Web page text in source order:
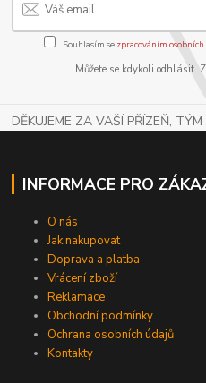
Souhlasím se zpracováním
Můžete se kdykoli odhlásit.
DĚKUJEME ZA VAŠÍ PŘÍZEŇ,
INFORMACE PRO
O nás
Jak nakupovat
Doprava a platba
Vrácení zboží
Reklamace
Obchodní podmínky
Ochrana osobních údajů
Kontakty